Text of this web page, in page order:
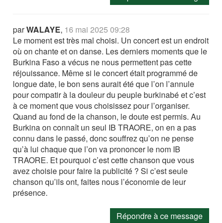
parWALAYE, 16 mai 2025 09:28
Le moment est très mal choisi. Un concert est un endroit
où on chante et on danse. Les derniers moments que le
Burkina Faso a vécus ne nous permettent pas cette
réjouissance. Même si le concert était programmé de
longue date, le bon sens aurait été que l’on l’annule
pour compatir à la douleur du peuple burkinabé et c’est
à ce moment que vous choisissez pour l’organiser.
Quand au fond de la chanson, le doute est permis. Au
Burkina on connaît un seul IB TRAORE, on en a pas
connu dans le passé, donc souffrez qu’on ne pense
qu’à lui chaque que l’on va prononcer le nom IB
TRAORE. Et pourquoi c’est cette chanson que vous
avez choisie pour faire la publicité ? Si c’est seule
chanson qu’ils ont, faites nous l’économie de leur
présence.
Répondre à ce message